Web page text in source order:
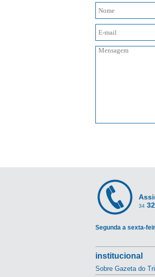
34
Segunda a sexta-
institucional
Sobre Gazeta do